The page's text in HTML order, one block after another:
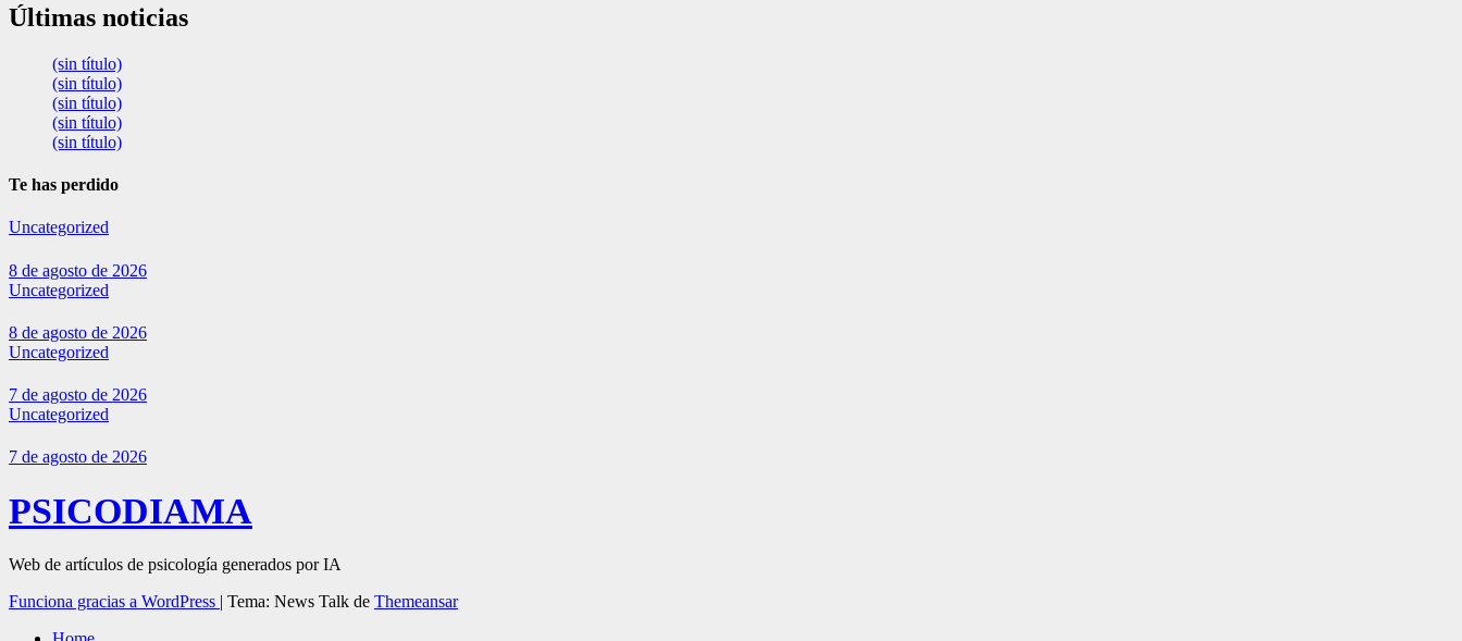
Últimas noticias
(sin título)
(sin título)
(sin título)
(sin título)
(sin título)
Te has perdido
Uncategorized
8 de agosto de 2026
Uncategorized
8 de agosto de 2026
Uncategorized
7 de agosto de 2026
Uncategorized
7 de agosto de 2026
PSICODIAMA
Web de artículos de psicología generados por IA
Funciona gracias a WordPress | Tema: News Talk de Themeansar